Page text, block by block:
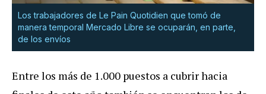
Los trabajadores de Le Pain Quotidien que tomó de
manera temporal Mercado Libre se ocuparán, en parte,
de los envíos
Entre los más de 1.000 puestos a cubrir hacia